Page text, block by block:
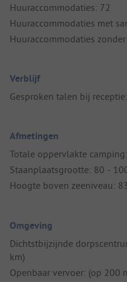
Huuraccommodaties: 72
Huuraccommodaties met
Huuraccommodaties
Verblijf
Gesproken talen bij
Afmetingen
Totale oppervlakte
Staanplaatsgrootte: 80 -
Hoogte boven zeeniveau:
Omgeving
Dichtstbijzijnde
km)
Openbaar vervoer: (op 200